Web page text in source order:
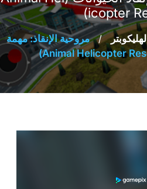
icopter
/ مروحية الإنقاذ: مهمة